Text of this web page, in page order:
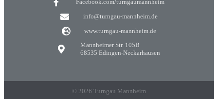
Facebook.com/turngaumannheim
info@turngau-mannheim.de
www.turngau-mannheim.de
Mannheimer Str. 105B
68535 Edingen-Neckarhausen
© 2026 Turngau Mannheim